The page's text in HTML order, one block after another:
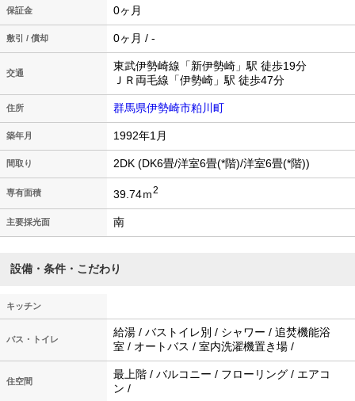
保証金 0ヶ月
敷引 / 償却 0ヶ月 / -
交通
東武伊勢崎線「新伊勢崎」駅 徒歩19分
ＪＲ両毛線「伊勢崎」駅 徒歩47分
住所 群馬県伊勢崎市粕川町
築年月 1992年1月
間取り 2DK (DK6畳/洋室6畳(*階)/洋室6畳(*階))
専有面積 39.74ｍ2
主要採光面 南
設備・条件・こだわり
キッチン
バス・トイレ
給湯 / バストイレ別 / シャワー / 追焚機能浴
室 / オートバス / 室内洗濯機置き場 /
住空間
最上階 / バルコニー / フローリング / エアコ
ン /